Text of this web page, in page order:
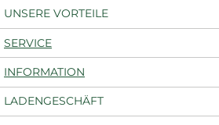
UNSERE VORTEILE
SERVICE
INFORMATION
LADENGESCHÄFT